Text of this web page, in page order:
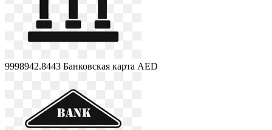
9998942.8443 Банковская карта AED